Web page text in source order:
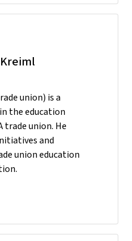
union) is a
the education
trade union. He
and
union education